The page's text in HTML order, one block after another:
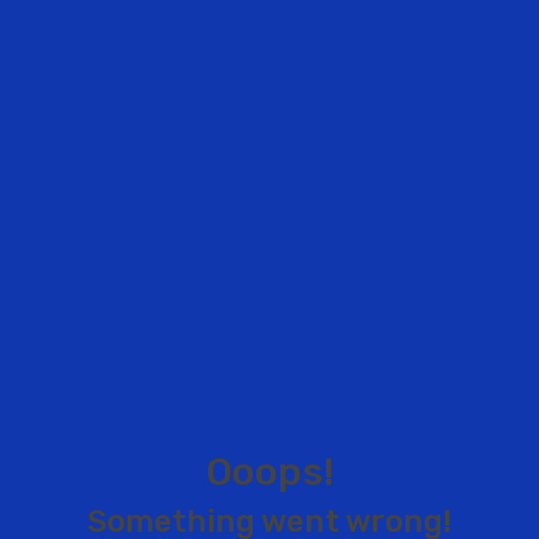
Ooops!
Something went wrong!